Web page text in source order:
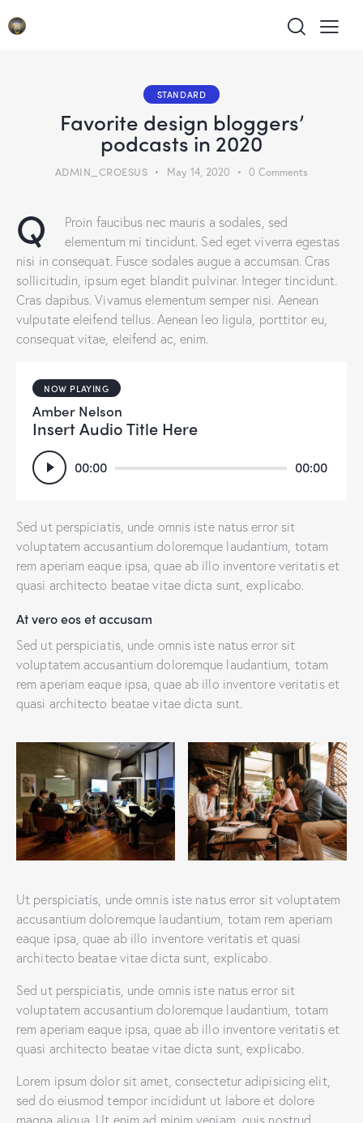
STANDARD
Favorite design bloggers’
podcasts in 2020
ADMIN_CROESUS May 14, 2020 0 Comments
Q
Proin faucibus nec mauris a sodales, sed
elementum mi tincidunt. Sed eget viverra egestas
nisi in consequat. Fusce sodales augue a accumsan. Cras
sollicitudin, ipsum eget blandit pulvinar. Integer tincidunt.
Cras dapibus. Vivamus elementum semper nisi. Aenean
vulputate eleifend tellus. Aenean leo ligula, porttitor eu,
consequat vitae, eleifend ac, enim.
NOW PLAYING
Amber Nelson
Insert Audio Title Here
Audio
Player
00:00 00:00
Sed ut perspiciatis, unde omnis iste natus error sit
voluptatem accusantium doloremque laudantium, totam
rem aperiam eaque ipsa, quae ab illo inventore veritatis et
quasi architecto beatae vitae dicta sunt, explicabo.
At vero eos et accusam
Sed ut perspiciatis, unde omnis iste natus error sit
voluptatem accusantium doloremque laudantium, totam
rem aperiam eaque ipsa, quae ab illo inventore veritatis et
quasi architecto beatae vitae dicta sunt.
Ut perspiciatis, unde omnis iste natus error sit voluptatem
accusantium doloremque laudantium, totam rem aperiam
eaque ipsa, quae ab illo inventore veritatis et quasi
architecto beatae vitae dicta sunt, explicabo.
Sed ut perspiciatis, unde omnis iste natus error sit
voluptatem accusantium doloremque laudantium, totam
rem aperiam eaque ipsa, quae ab illo inventore veritatis et
quasi architecto beatae vitae dicta sunt, explicabo.
Lorem ipsum dolor sit amet, consectetur adipisicing elit,
sed do eiusmod tempor incididunt ut labore et dolore
magna aliqua. Ut enim ad minim veniam, quis nostrud